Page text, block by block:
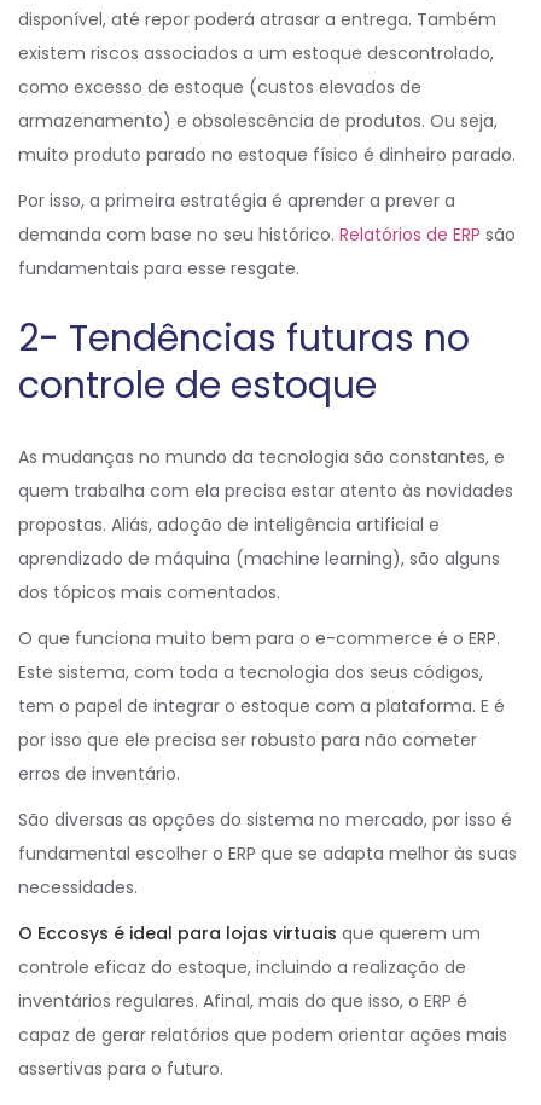
disponível, até repor poderá atrasar a entrega. Também
existem riscos associados a um estoque descontrolado,
como excesso de estoque (custos elevados de
armazenamento) e obsolescência de produtos. Ou seja,
muito produto parado no estoque físico é dinheiro parado.
Por isso, a primeira estratégia é aprender a prever a
demanda com base no seu histórico. Relatórios de ERP são
fundamentais para esse resgate.
2- Tendências futuras no
controle de estoque
As mudanças no mundo da tecnologia são constantes, e
quem trabalha com ela precisa estar atento às novidades
propostas. Aliás, adoção de inteligência artificial e
aprendizado de máquina (machine learning), são alguns
dos tópicos mais comentados.
O que funciona muito bem para o e-commerce é o ERP.
Este sistema, com toda a tecnologia dos seus códigos,
tem o papel de integrar o estoque com a plataforma. E é
por isso que ele precisa ser robusto para não cometer
erros de inventário.
São diversas as opções do sistema no mercado, por isso é
fundamental escolher o ERP que se adapta melhor às suas
necessidades.
O Eccosys é ideal para lojas virtuais que querem um
controle eficaz do estoque, incluindo a realização de
inventários regulares. Afinal, mais do que isso, o ERP é
capaz de gerar relatórios que podem orientar ações mais
assertivas para o futuro.